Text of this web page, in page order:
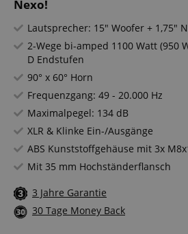
Nexo!
Lautsprecher: 15" Woofer + 1,75"
2-Wege bi-amped 1100 Watt (950
D Endstufen
90° x 60° Horn
Frequenzgang: 49 - 20.000 Hz
Maximalpegel: 134 dB
XLR & Klinke Ein-/Ausgänge
ABS Kunststoffgehäuse mit 3x
Mit 35 mm Hochständerflansch
3 Jahre Garantie
30 Tage Money Back